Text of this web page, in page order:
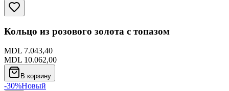
Кольцо из розового золота с топазом
MDL 7.043,40
MDL 10.062,00
В корзину
-30%Новый